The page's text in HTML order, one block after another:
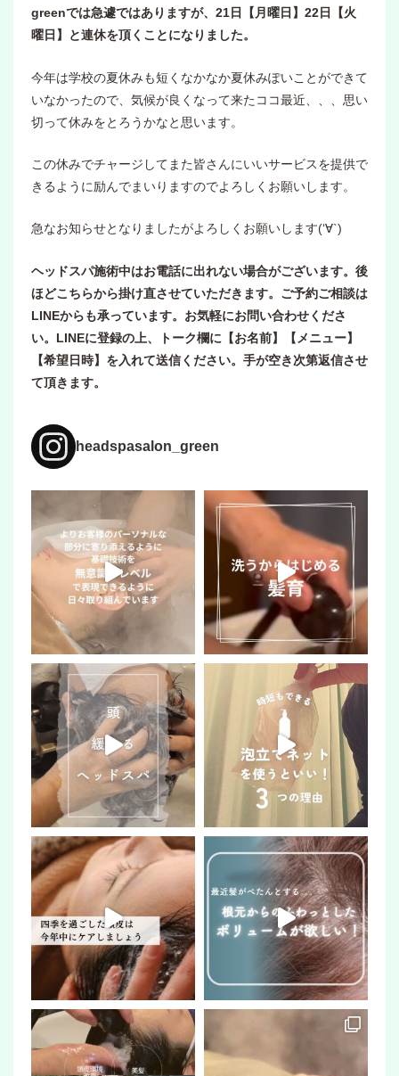
greenでは急遽ではありますが、21日【月曜日】22日【火
曜日】と連休を頂くことになりました。
今年は学校の夏休みも短くなかなか夏休みぽいことができて
いなかったので、気候が良くなって来たココ最近、、、思い
切って休みをとろうかなと思います。
この休みでチャージしてまた皆さんにいいサービスを提供で
きるように励んでまいりますのでよろしくお願いします。
急なお知らせとなりましたがよろしくお願いします(‘∀`)
ヘッドスパ施術中はお電話に出れない場合がございます。後
ほどこちらから掛け直させていただきます。ご予約ご相談は
LINEからも承っています。お気軽にお問い合わせくださ
い。LINEに登録の上、トーク欄に【お名前】【メニュー】
【希望日時】を入れて送信ください。手が空き次第返信させ
て頂きます。
headspasalon_green